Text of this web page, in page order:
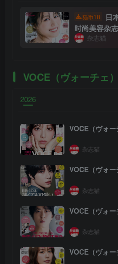
猫币18
日
时尚美容杂
全年订阅】
杂志猫
VOCE（ヴォーチェ
2026
VOCE（ヴォ
杂志猫
VOCE（ヴォ
杂志猫
VOCE（ヴォ
杂志猫
VOCE（ヴォ